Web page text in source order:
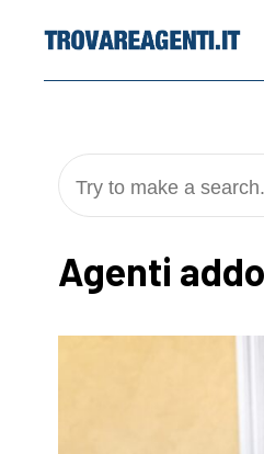
content
Try to make a search...
Agenti